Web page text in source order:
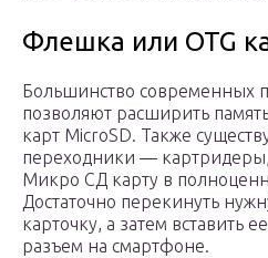
Флешка или OTG
Большинство современных
позволяют расширить
карт MicroSD. Также
переходники —
Микро СД карту в
Достаточно перекинуть
карточку, а затем вставить
разъем на смартфоне.